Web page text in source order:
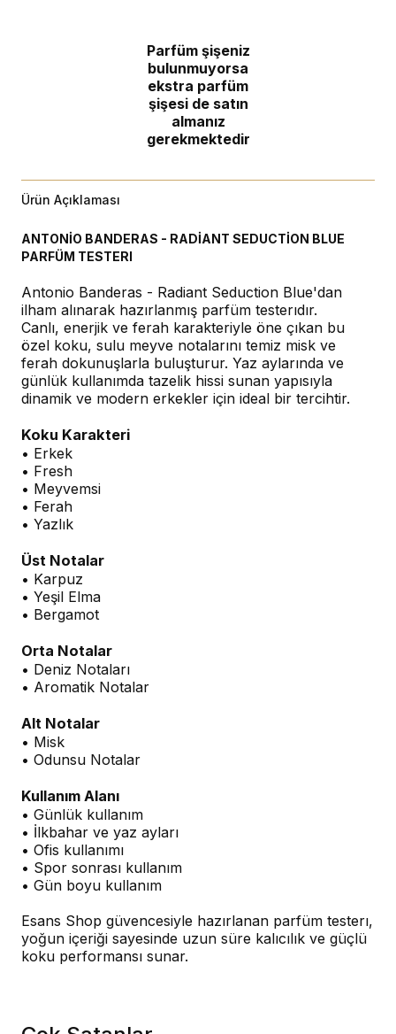
Parfüm şişeniz
bulunmuyorsa
ekstra parfüm
şişesi de satın
almanız
gerekmektedir
Ürün Açıklaması
ANTONİO BANDERAS - RADİANT SEDUCTİON BLUE
PARFÜM TESTERI
Antonio Banderas - Radiant Seduction Blue'dan
ilham alınarak hazırlanmış parfüm testerıdır.
Canlı, enerjik ve ferah karakteriyle öne çıkan bu
özel koku, sulu meyve notalarını temiz misk ve
ferah dokunuşlarla buluşturur. Yaz aylarında ve
günlük kullanımda tazelik hissi sunan yapısıyla
dinamik ve modern erkekler için ideal bir tercihtir.
Koku Karakteri
• Erkek
• Fresh
• Meyvemsi
• Ferah
• Yazlık
Üst Notalar
• Karpuz
• Yeşil Elma
• Bergamot
Orta Notalar
• Deniz Notaları
• Aromatik Notalar
Alt Notalar
• Misk
• Odunsu Notalar
Kullanım Alanı
• Günlük kullanım
• İlkbahar ve yaz ayları
• Ofis kullanımı
• Spor sonrası kullanım
• Gün boyu kullanım
Esans Shop güvencesiyle hazırlanan parfüm testerı,
yoğun içeriği sayesinde uzun süre kalıcılık ve güçlü
koku performansı sunar.